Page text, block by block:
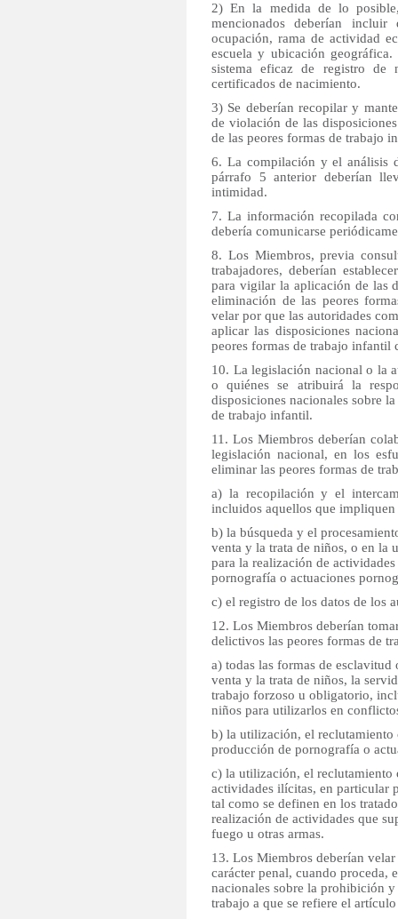
2) En la medida de lo
mencionados deberían
ocupación, rama de actividad
escuela y ubicación
sistema eficaz de registro de
certificados de nacimiento.
3) Se deberían recopilar y
de violación de las
de las peores formas de trabajo
6. La compilación y el análisis
párrafo 5 anterior deberían
intimidad.
7. La información recopilada
debería comunicarse
8. Los Miembros, previa
trabajadores, deberían
para vigilar la aplicación de las
eliminación de las peores
velar por que las autoridades
aplicar las disposiciones
peores formas de trabajo infantil
10. La legislación nacional o la
o quiénes se atribuirá la
disposiciones nacionales sobre
de trabajo infantil.
11. Los Miembros deberían
legislación nacional, en los
eliminar las peores formas de
a) la recopilación y el
incluidos aquellos que impliquen
b) la búsqueda y el
venta y la trata de niños, o en la
para la realización de
pornografía o actuaciones
c) el registro de los datos de los
12. Los Miembros deberían
delictivos las peores formas de
a) todas las formas de
venta y la trata de niños, la
trabajo forzoso u obligatorio,
niños para utilizarlos en
b) la utilización, el
producción de pornografía o
c) la utilización, el reclutamiento
actividades ilícitas, en particular
tal como se definen en los
realización de actividades que
fuego u otras armas.
13. Los Miembros deberían
carácter penal, cuando proceda,
nacionales sobre la prohibición
trabajo a que se refiere el